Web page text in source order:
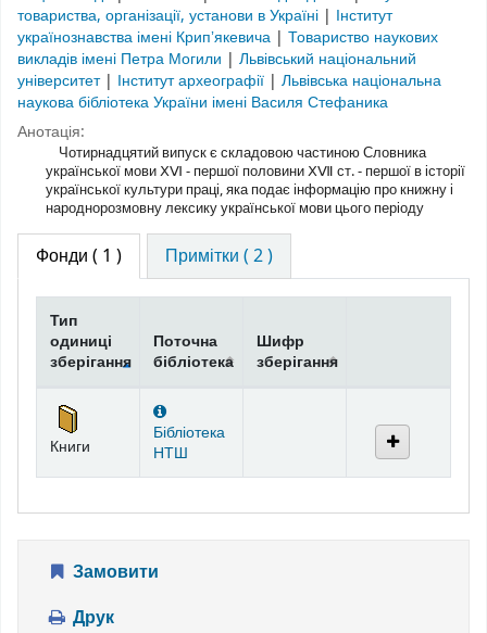
товариства, організації, установи в Україні | Інститут
українознавства імені Крипʼякевича | Товариство наукових
викладів імені Петра Могили | Львівський національний
університет | Інститут археографії | Львівська національна
наукова бібліотека України імені Василя Стефаника
Анотація:
Чотирнадцятий випуск є складовою частиною Словника
української мови ⅩⅥ - першої половини ⅩⅦ ст. - першої в історії
української культури праці, яка подає інформацію про книжну і
народнорозмовну лексику української мови цього періоду
Фонди ( 1 ) Примітки ( 2 )
Тип
одиниці
зберігання
Поточна
бібліотека
Шифр
зберігання
Книги
Бібліотека
НТШ
Замовити
Друк